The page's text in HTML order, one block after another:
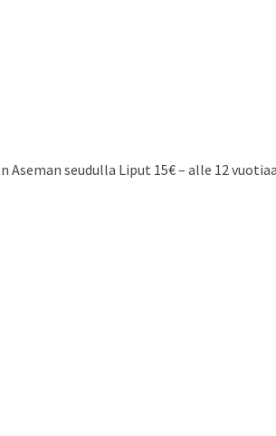
Aseman seudulla Liput 15€ – alle 12